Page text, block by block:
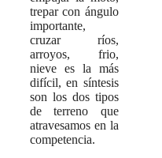
trepar con ángulo
importante,
cruzar ríos,
arroyos, frio,
nieve es la más
difícil, en síntesis
son los dos tipos
de terreno que
atravesamos en la
competencia.